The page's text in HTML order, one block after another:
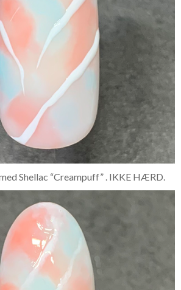
Shellac “Creampuff” . IKKE HÆRD.